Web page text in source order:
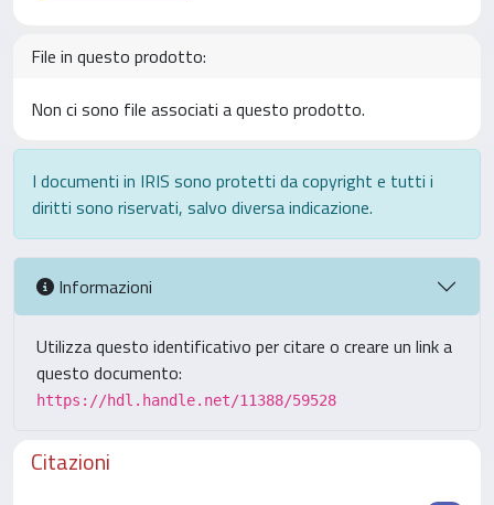
File in questo prodotto:
Non ci sono file associati a questo prodotto.
I documenti in IRIS sono protetti da copyright e tutti i
diritti sono riservati, salvo diversa indicazione.
Informazioni
Utilizza questo identificativo per citare o creare un link a
questo documento:
https://hdl.handle.net/11388/59528
Citazioni